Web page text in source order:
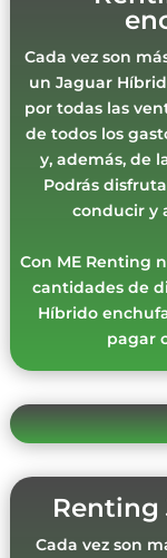
Cada vez son
un Jaguar
por todas las
de todos los
y, además, de
Podrás
conducir y
Con ME Renting
cantidades de
Híbrido
pagar
Renting
Cada vez son